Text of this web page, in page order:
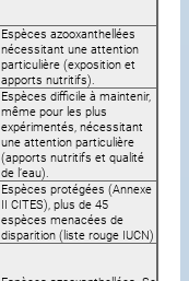
Espèces azooxanthellées
nécessitant une attention
particulière (exposition et
apports nutritifs).
Espèces difficile à maintenir,
même pour les plus
expérimentés, nécessitant
une attention particulière
(apports nutritifs et qualité
de l’eau).
Espèces protégées (Annexe
II CITES), plus de 45
espèces menacées de
disparition (liste rouge IUCN)